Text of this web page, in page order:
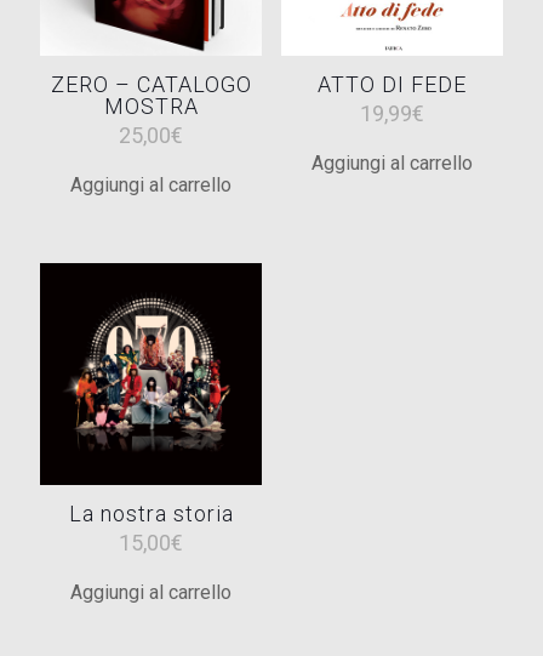
ZERO – CATALOGO
MOSTRA
25,00€
Aggiungi al carrello
ATTO DI FEDE
19,99€
Aggiungi al carrello
La nostra storia
15,00€
Aggiungi al carrello